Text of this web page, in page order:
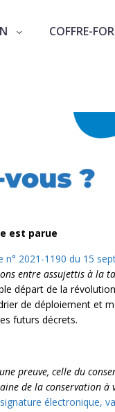
COFFRE-
est parue
n° 2021-1190 du 15
entre assujettis à la
départ de la
de déploiement et
futurs décrets.
preuve, celle du
de la conservation
électronique,